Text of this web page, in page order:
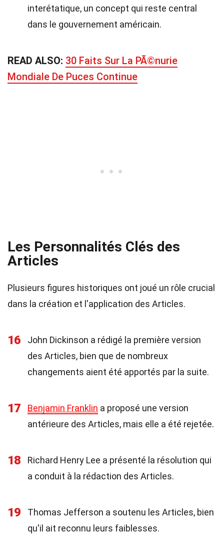
interétatique, un concept qui reste central
dans le gouvernement américain.
READ ALSO: 30 Faits Sur La PÃ©nurie
Mondiale De Puces Continue
Les Personnalités Clés des
Articles
Plusieurs figures historiques ont joué un rôle crucial
dans la création et l'application des Articles.
16
John Dickinson a rédigé la première version
des Articles, bien que de nombreux
changements aient été apportés par la suite.
17 Benjamin Franklin a proposé une version
antérieure des Articles, mais elle a été rejetée.
18
Richard Henry Lee a présenté la résolution qui
a conduit à la rédaction des Articles.
19
Thomas Jefferson a soutenu les Articles, bien
qu'il ait reconnu leurs faiblesses.